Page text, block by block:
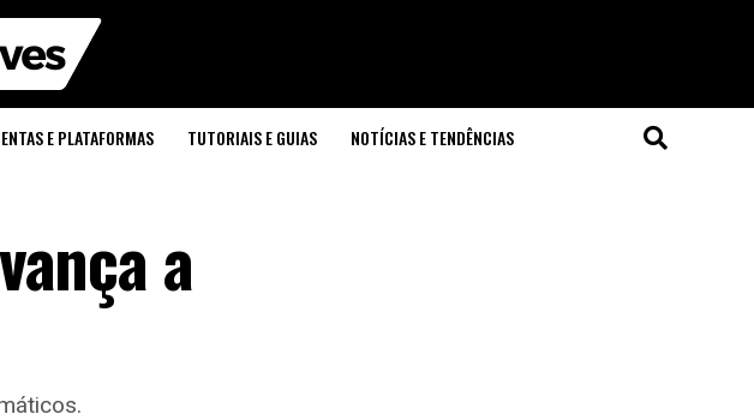
E PLATAFORMAS TUTORIAIS E GUIAS NOTÍCIAS E TENDÊNCIAS
a